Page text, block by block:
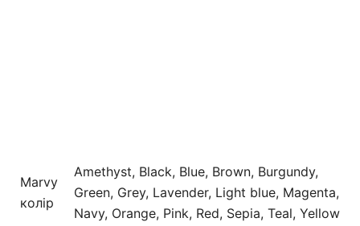
Marvy
колір
Amethyst, Black, Blue, Brown, Burgundy,
Green, Grey, Lavender, Light blue, Magenta,
Navy, Orange, Pink, Red, Sepia, Teal, Yellow